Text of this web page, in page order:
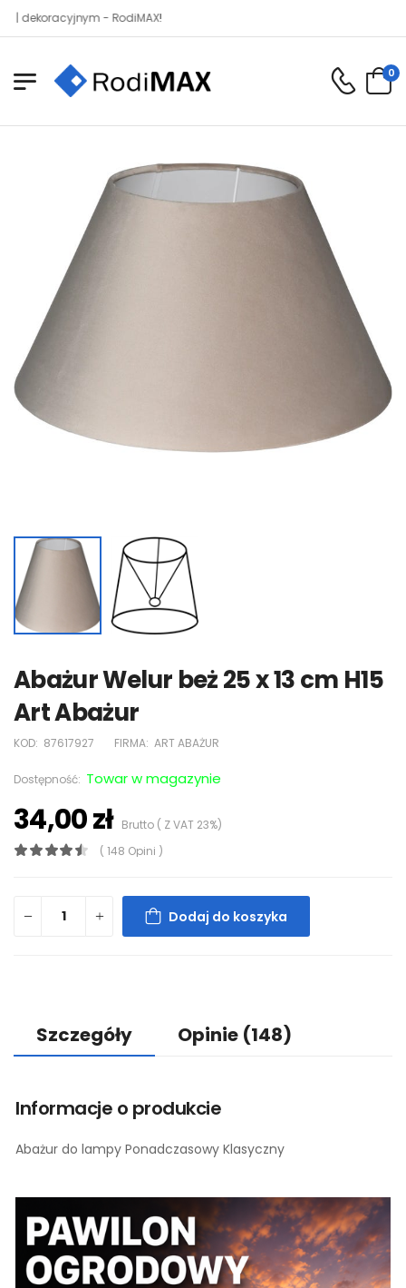
- RodiMAX!
0
Abażur Welur beż 25 x 13 cm H15
Art Abażur
KOD: 87617927 FIRMA: ART ABAŻUR
Dostępność: Towar w magazynie
34,00 zł Brutto ( Z VAT 23%)
( 148 Opini )
Dodaj do koszyka
Szczegóły Opinie (148)
Informacje o produkcie
Abażur do lampy Ponadczasowy Klasyczny